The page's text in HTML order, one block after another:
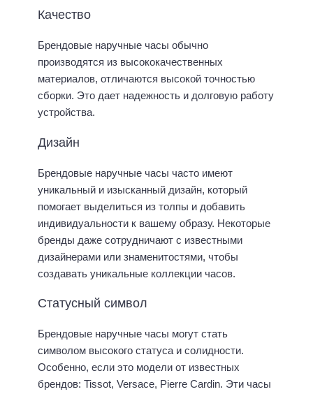
Качество
Брендовые наручные часы обычно
производятся из высококачественных
материалов, отличаются высокой точностью
сборки. Это дает надежность и долговую работу
устройства.
Дизайн
Брендовые наручные часы часто имеют
уникальный и изысканный дизайн, который
помогает выделиться из толпы и добавить
индивидуальности к вашему образу. Некоторые
бренды даже сотрудничают с известными
дизайнерами или знаменитостями, чтобы
создавать уникальные коллекции часов.
Статусный символ
Брендовые наручные часы могут стать
символом высокого статуса и солидности.
Особенно, если это модели от известных
брендов: Tissot, Versace, Pierre Cardin. Эти часы